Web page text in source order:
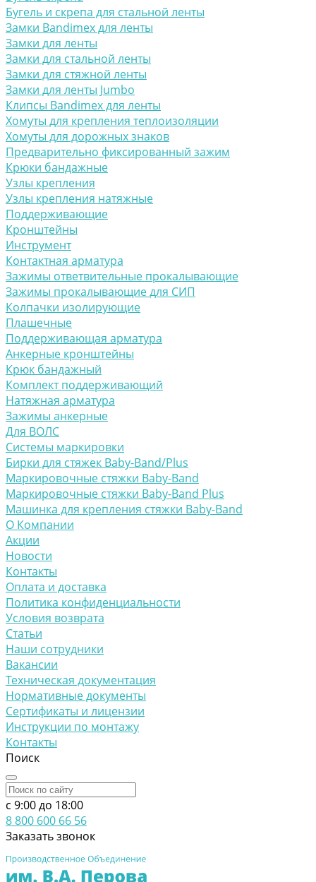
Бугель и скрепа для стальной ленты
Замки Bandimex для ленты
Замки для ленты
Замки для стальной ленты
Замки для стяжной ленты
Замки для ленты Jumbo
Клипсы Bandimex для ленты
Хомуты для крепления теплоизоляции
Хомуты для дорожных знаков
Предварительно фиксированный зажим
Крюки бандажные
Узлы крепления
Узлы крепления натяжные
Поддерживающие
Кронштейны
Инструмент
Контактная арматура
Зажимы ответвительные прокалывающие
Зажимы прокалывающие для СИП
Колпачки изолирующие
Плашечные
Поддерживающая арматура
Анкерные кронштейны
Крюк бандажный
Комплект поддерживающий
Натяжная арматура
Зажимы анкерные
Для ВОЛС
Системы маркировки
Бирки для стяжек Baby-Band/Plus
Маркировочные стяжки Baby-Band
Маркировочные стяжки Baby-Band Plus
Машинка для крепления стяжки Baby-Band
О Компании
Акции
Новости
Контакты
Оплата и доставка
Политика конфиденциальности
Условия возврата
Статьи
Наши сотрудники
Вакансии
Техническая документация
Нормативные документы
Сертификаты и лицензии
Инструкции по монтажу
Контакты
Поиск
c 9:00 до 18:00
8 800 600 66 56
Заказать звонок